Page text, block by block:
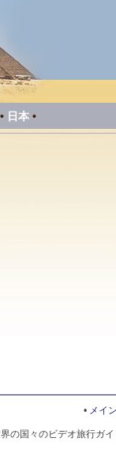
• 日本 •
• メイ
の国々のビデオ旅行ガ